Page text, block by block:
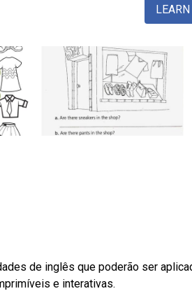
de inglês que poderão ser
e interativas.